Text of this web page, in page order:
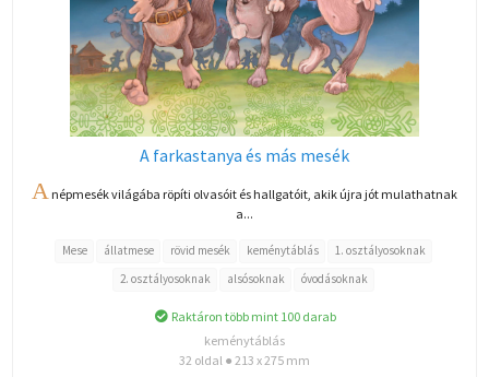
A farkastanya és más mesék
A népmesék világába röpíti olvasóit és hallgatóit, akik újra jót mulathatnak
a...
Mese állatmese rövid mesék keménytáblás
1. osztályosoknak
2. osztályosoknak
alsósoknak óvodásoknak
Raktáron több mint 100 darab
keménytáblás
32 oldal ● 213 x 275 mm